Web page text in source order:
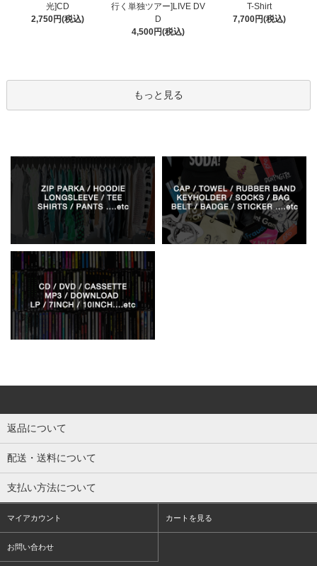
光]CD
2,750円(税込)
行く単独ツアー]LIVE DV
D
4,500円(税込)
T-Shirt
7,700円(税込)
もっと見る
返品について
配送・送料について
支払い方法について
マイアカウント カートを見る
お問い合わせ